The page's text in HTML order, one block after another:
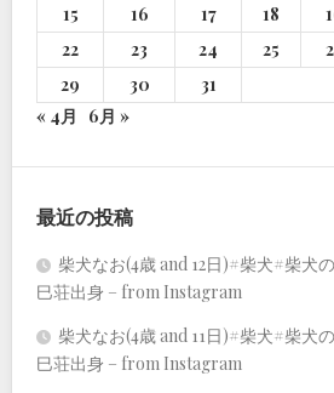
15
16 17 18
22
23 24 25
29
30
31
« 4月
6月 »
最近の投稿
柴犬なお(4歳 and 12日)#柴犬#柴犬
巳荘出身 – from Instagram
柴犬なお(4歳 and 11日)#柴犬#柴犬
巳荘出身 – from Instagram